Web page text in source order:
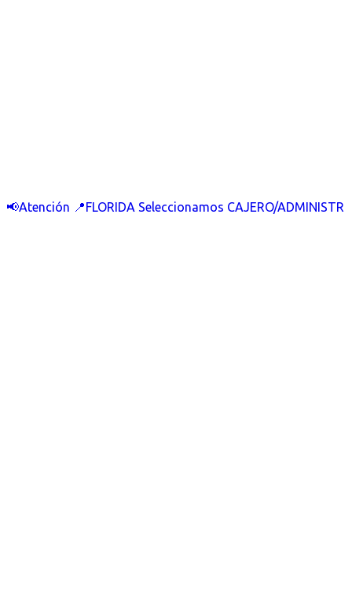
📢Atención 📍FLORIDA Seleccionamos CAJERO/ADMINISTR